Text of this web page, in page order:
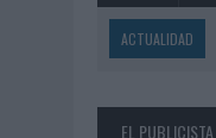
ACTUALIDAD
EL PUBLICISTA